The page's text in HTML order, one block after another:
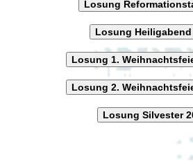
Losung
Losung Heiligabend
Losung 1.
Losung 2.
Losung Silvester